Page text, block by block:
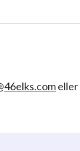
eller